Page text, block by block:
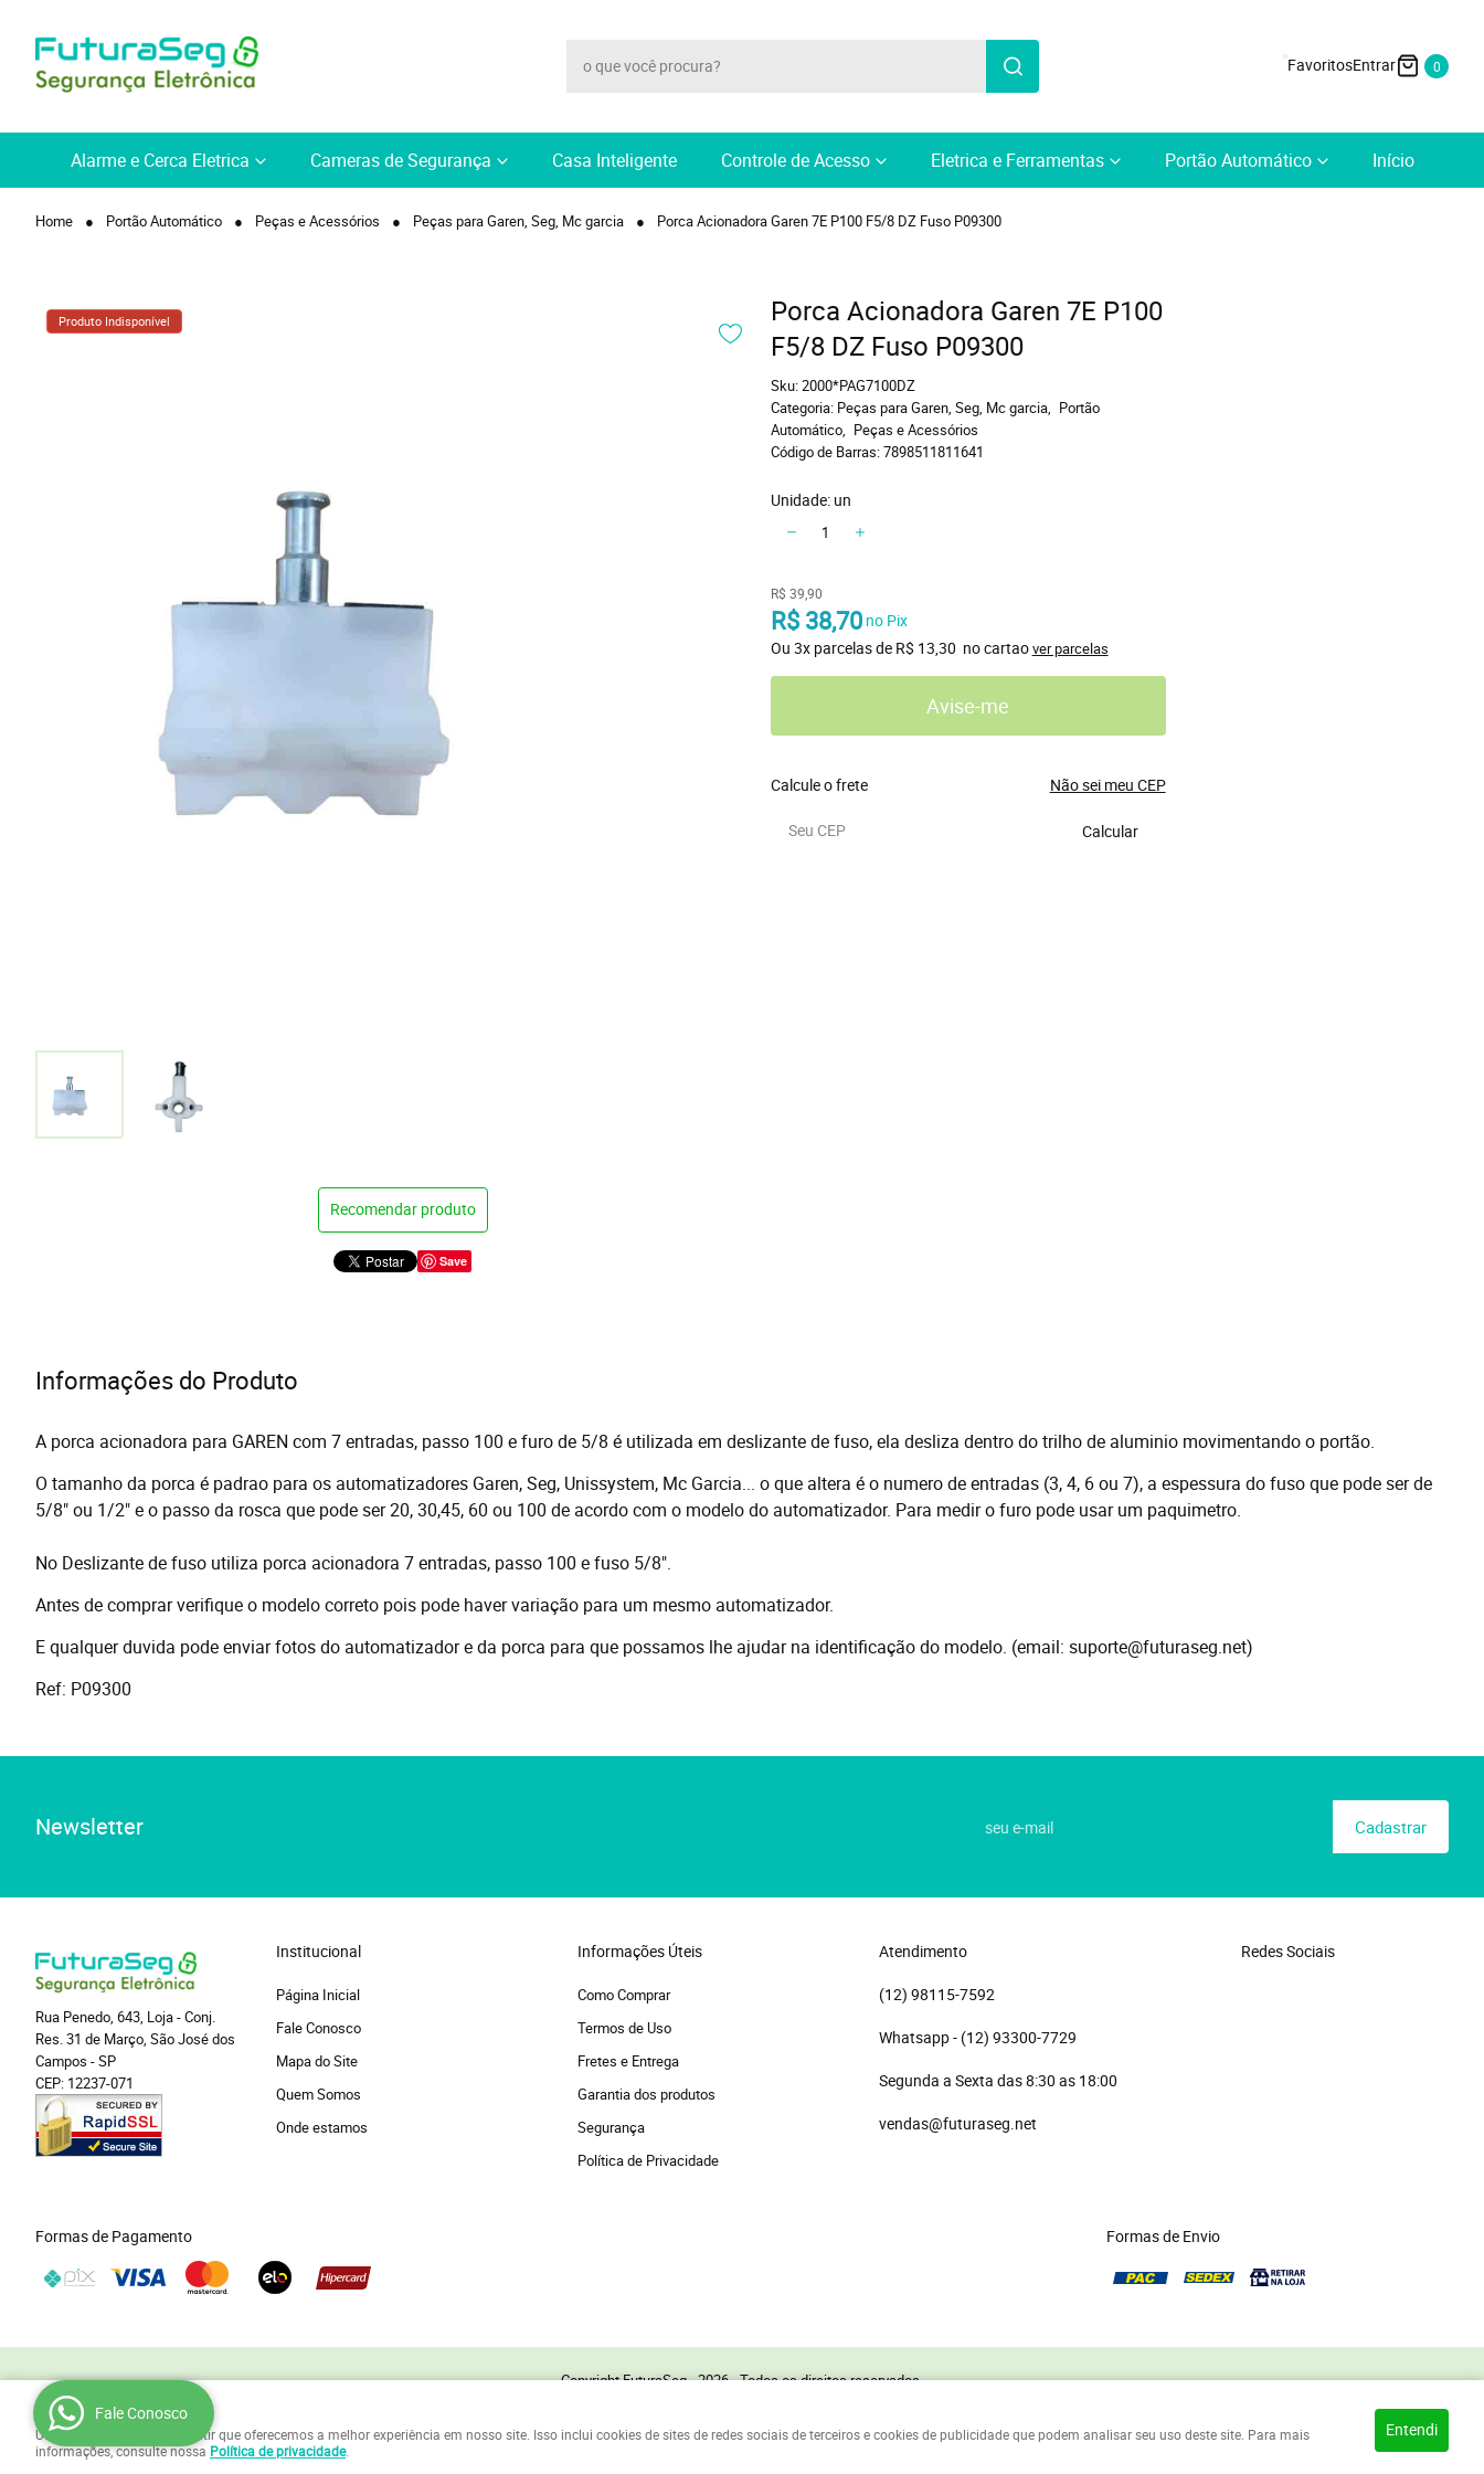
0
Alarme e Cerca Eletrica Cameras de Segurança Casa Inteligente Controle de Acesso Eletrica e Ferramentas Portão Automático Início
Home Portão Automático Peças e Acessórios Peças para Garen, Seg, Mc garcia Porca Acionadora Garen 7E P100 F5/8 DZ Fuso P09300
Recomendar produto
Save
Produto Indisponível
Porca Acionadora Garen 7E P100
F5/8 DZ Fuso P09300
Sku:2000*PAG7100DZ
Categoria: Peças para Garen, Seg, Mc garcia
Portão
Automático
Peças e Acessórios
Código de Barras:7898511811641
Unidade: un
R$ 39,90
R$ 38,70 no Pix
Ou 3x parcelas de R$ 13,30 no cartaover parcelas
Avise-me
Calcule o frete Não sei meu CEP
Calcular
Informações do Produto
A porca acionadora para GAREN com 7 entradas, passo 100 e furo de 5/8 é utilizada em deslizante de fuso, ela desliza dentro do trilho de aluminio movimentando o portão.
O tamanho da porca é padrao para os automatizadores Garen, Seg, Unissystem, Mc Garcia... o que altera é o numero de entradas (3, 4, 6 ou 7), a espessura do fuso que pode ser de
5/8" ou 1/2" e o passo da rosca que pode ser 20, 30,45, 60 ou 100 de acordo com o modelo do automatizador. Para medir o furo pode usar um paquimetro.
No Deslizante de fuso utiliza porca acionadora 7 entradas, passo 100 e fuso 5/8".
Antes de comprar verifique o modelo correto pois pode haver variação para um mesmo automatizador.
E qualquer duvida pode enviar fotos do automatizador e da porca para que possamos lhe ajudar na identificação do modelo. (email: suporte@futuraseg.net)
Ref: P09300
Newsletter Cadastrar
Rua Penedo, 643, Loja-Conj.
Res. 31 de Março, São José dos
Campos -SP
CEP: 12237-071
Institucional
Página Inicial
Fale Conosco
Mapa do Site
Quem Somos
Onde estamos
Informações Úteis
Como Comprar
Termos de Uso
Fretes e Entrega
Garantia dos produtos
Segurança
Política de Privacidade
Atendimento
(12) 98115-7592
(12) 93300-7729
Segunda a Sexta das 8:30 as 18:00
vendas@futuraseg.net
Redes Sociais
Formas de Pagamento Formas de Envio
Copyright FuturaSeg - 2026 - Todos os direitos reservados.
Para sua privacidade
Usamos cookies para garantir que oferecemos a melhor experiência em nosso site. Isso inclui cookies de sites de redes sociais de terceiros e cookies de publicidade que podem analisar seu uso deste site. Para mais
informações, consulte nossa Política de privacidade.
Entendi
Fale Conosco